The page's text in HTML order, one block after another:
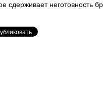
сдерживает неготовность